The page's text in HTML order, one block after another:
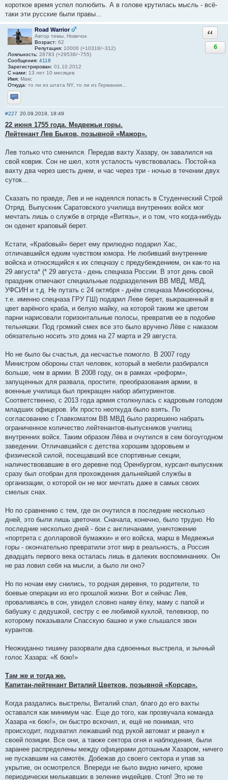
короткое время успел полюбить. А в голове крутилась мысль - всё-
таки эти русские были правы...
Road Warrior
Автор темы, Новичок
Возраст: 62
Репутация: 10006 (+10318/−312)
Лояльность: 28783 (+29538/−755)
Сообщения: 4118
Зарегистрирован: 01.10.2012
С нами: 13 лет 10 месяцев
Имя: Макс
Откуда: то ли из штата NY, то ли из Германии...
Отправить личное сообщение
6
#227 20.09.2019, 18:49
22 июня 1755 года. Медвежьи горы.
Лейтенант Лев Быков, позывной «Мажор».
Лев только что сменился. Передав вахту Хазару, он завалился на
свой коврик. Сон не шел, хотя усталость чувствовалась. Постой-ка
вахту два через шесть днем, и час через три - ночью в течении двух
суток...
Сказать по правде, Лев и не надеялся попасть в Студенческий Строй
Отряд. Выпускник Саратовского училища внутренних войск мог
мечтать лишь о службе в отряде «Витязь», и о том, что когда-нибудь
он оденет краповый берет.
Кстати, «Крабовый» берет ему прилюдно подарил Хас,
отличавшийся едким чувством юмора. Не любивший внутренние
войска и относящийся к их спецназу с предубеждением, он как-то на
29 августа* (* 29 августа - день спецназа России. В этот день свой
праздник отмечают специальные подразделения ВВ МВД, МВД,
УФСИН и т.д. Не путать с 24 октября - днём спецназа Минобороны,
т.е. именно спецназа ГРУ ГШ) подарил Леве берет, выкрашенный в
цвет варёного краба, и белую майку, на которой таким же цветом
парни нарисовали горизонтальные полосы, превратив ее в подобие
тельняшки. Под громкий смех все это было вручено Лёве с наказом
обязательно носить это дома на 27 марта и 29 августа.
Но не было бы счастья, да несчастье помогло. В 2007 году
Министром обороны стал человек, который в мебели разбирался
больше, чем в армии. В 2008 году, он в рамках «реформ»,
запущенных для развала, простите, преобразования армии, в
военные училища был прекращен набор абитуриентов.
Соответственно, с 2013 года армия столкнулась с кадровым голодом
младших офицеров. Их просто неоткуда было взять. По
согласованию с Главкоматом ВВ МВД было разрешено набрать
ограниченное количество лейтенантов-выпускников училищ
внутренних войск. Таким образом Лёва и очутился в сем богоугодном
заведении. Отличавшийся с детства хорошим здоровьем и
физической силой, посещавший все спортивные секции,
наличествовавшие в его деревне под Оренбургом, курсант-выпускник
сразу был отобран для прохождения дальнейшей службы в
организации, о которой он не мог мечтать даже в самых своих
смелых снах.
Но по сравнению с тем, где он очутился в последние несколько
дней, это были лишь цветочки. Сначала, конечно, было трудно. Но
последние несколько дней - бои с англичанами, уничтожение
«портрета с долларовой бумажки» и его войска, марш в Медвежьи
горы - окончательно превратили этот мир в реальность, а Россия
двадцать первого века осталась лишь в далеких воспоминаниях. Он
не раз ловил себя на мысли, а было ли оно?
Но по ночам ему снились, то родная деревня, то родители, то
боевые операции из его прошлой жизни. Вот и сейчас Лев,
проваливаясь в сон, увидел словно наяву ёлку, маму с папой и
бабушку с дедушкой, сестру с ее любимой куклой, телевизор, по
которому показывали Спасскую башню и уже слышался звон
курантов.
Неожиданно тишину разорвали два сдвоенных выстрела, и зычный
голос Хазара: «К бою!»
Там же и тогда же.
Капитан-лейтенант Виталий Цветков, позывной «Корсар».
Когда раздались выстрелы, Виталий спал, благо до его вахты
оставался как минимум час. Еще до того, как прозвучала команда
Хазара «к бою!», он быстро вскочил, и, ещё не понимая, что
происходит, подхватил лежавший под рукой автомат и рванул к
своей позиции. Все они, а также сектора огня и наблюдения, были
заранее распределены между офицерами дотошным Хазаром, ничего
не пускавшим на самотёк. Добежав до своего сектора и упав за
укрытие, он осмотрелся. Впереди не было видно ничего, кроме
периодически мелькавших в зеленке индейцев. Стоп! Это не те